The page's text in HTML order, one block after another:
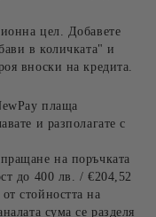
цел. Добавете
в количката" и
вноски на кредита.
плаща
и разполагате с
на поръчката
до 400 лв. / €204,52
стойността на
сума се разделя